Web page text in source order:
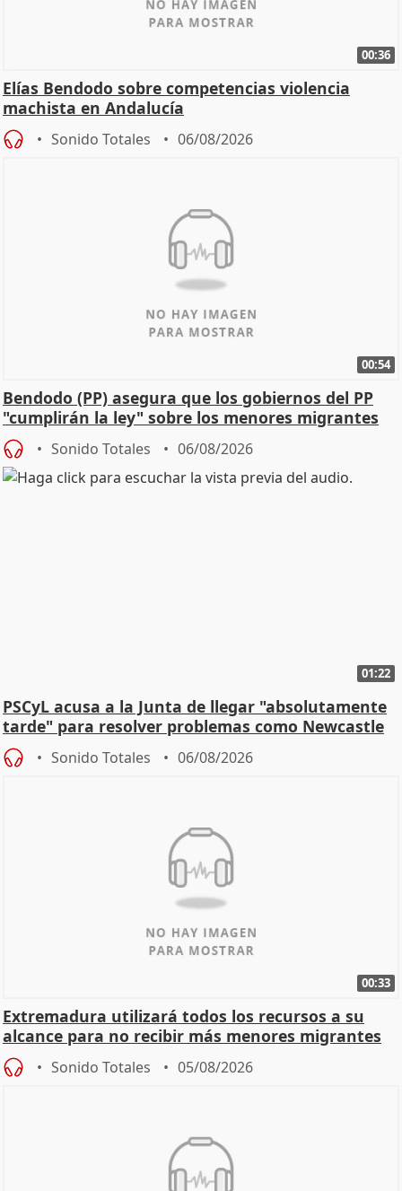
00:36
Elías Bendodo sobre competencias violencia
machista en Andalucía
Sonido Totales 06/08/2026
00:54
Bendodo (PP) asegura que los gobiernos del PP
"cumplirán la ley" sobre los menores migrantes
Sonido Totales 06/08/2026
01:22
PSCyL acusa a la Junta de llegar "absolutamente
tarde" para resolver problemas como Newcastle
Sonido Totales 06/08/2026
00:33
Extremadura utilizará todos los recursos a su
alcance para no recibir más menores migrantes
Sonido Totales 05/08/2026